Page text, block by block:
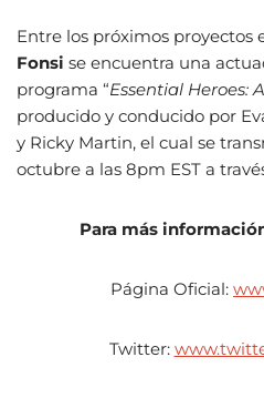
Entre los próximos proyectos
Fonsi se encuentra una
programa “Essential Heroes:
producido y conducido por
y Ricky Martin, el cual se
octubre a las 8pm EST a
Para más
Página Oficial:
Twitter: